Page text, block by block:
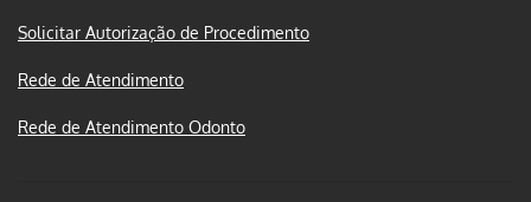
Solicitar Autorização de Procedimento
Rede de Atendimento
Rede de Atendimento Odonto